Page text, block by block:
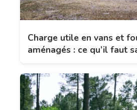
Charge utile en vans et
aménagés : ce qu’il faut